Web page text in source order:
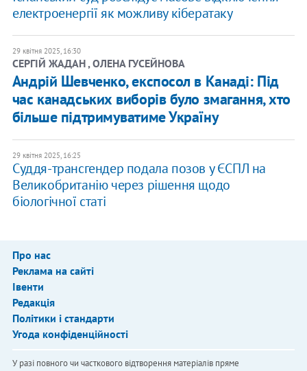
електроенергії як можливу кібератаку
29 квітня 2025, 16:30
СЕРГІЙ ЖАДАН , ОЛЕНА ГУСЕЙНОВА
Андрій Шевченко, експосол в Канаді: Під
час канадських виборів було змагання, хто
більше підтримуватиме Україну
29 квітня 2025, 16:25
Суддя-трансгендер подала позов у ЄСПЛ на
Великобританію через рішення щодо
біологічної статі
Про нас
Реклама на сайті
Івенти
Редакція
Політики і стандарти
Угода конфіденційності
У разі повного чи часткового відтворення матеріалів пряме